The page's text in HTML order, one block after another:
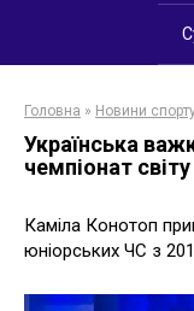
Головна » Новини
Українська
чемпіонат світу
Каміла Конотоп
юніорських ЧС з